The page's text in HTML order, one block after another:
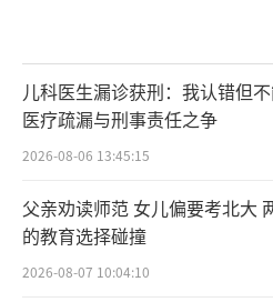
值得押注的黄金赛道。
淬炼，赛道始终属于最
2）
儿科医生漏诊获刑：我认错但
医疗疏漏与刑事责任之争
2026-08-06 13:45:15
父亲劝读师范 女儿偏要考北大
的教育选择碰撞
2026-08-07 10:04:10